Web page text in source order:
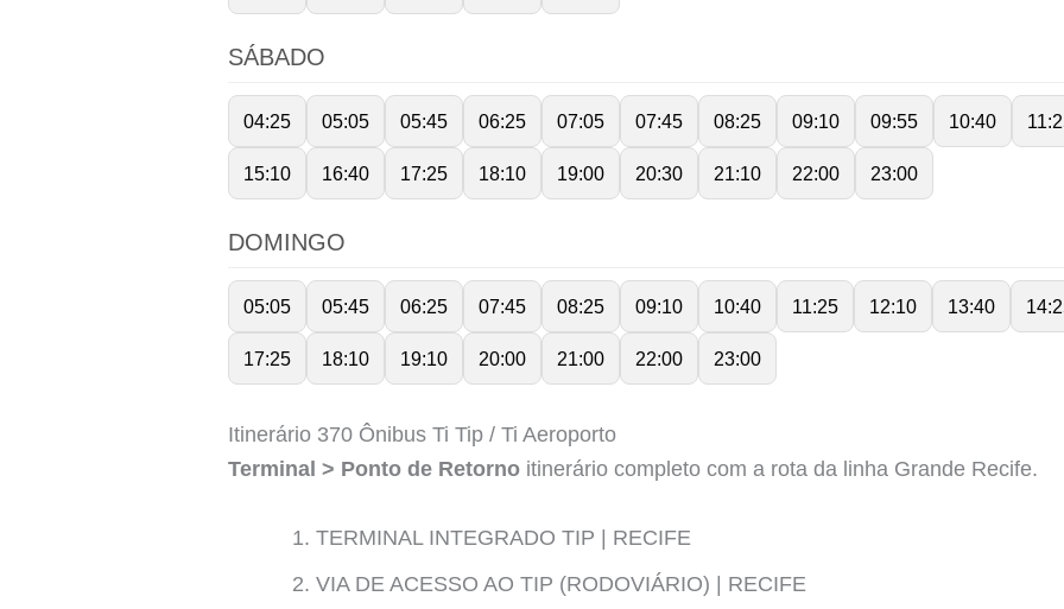
SÁBADO
04:25 05:05 05:45 06:25 07:05 07:45 08:25 09:10 09:55 10:40
15:10 16:40 17:25 18:10 19:00 20:30 21:10 22:00 23:00
DOMINGO
05:05 05:45 06:25 07:45 08:25 09:10 10:40 11:25 12:10 13:40
17:25 18:10 19:10 20:00 21:00 22:00 23:00
Itinerário 370 Ônibus Ti Tip / Ti Aeroporto
Terminal > Ponto de Retorno itinerário completo com a rota da linha Grande Recife.
TERMINAL INTEGRADO TIP | RECIFE
VIA DE ACESSO AO TIP (RODOVIÁRIO) | RECIFE